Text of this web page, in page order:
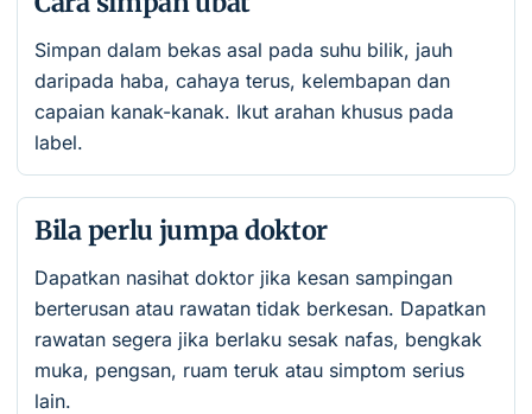
Simpan dalam bekas asal pada suhu bilik, jauh
daripada haba, cahaya terus, kelembapan dan
capaian kanak-kanak. Ikut arahan khusus pada
label.
Bila perlu jumpa doktor
Dapatkan nasihat doktor jika kesan sampingan
berterusan atau rawatan tidak berkesan. Dapatkan
rawatan segera jika berlaku sesak nafas, bengkak
muka, pengsan, ruam teruk atau simptom serius
lain.